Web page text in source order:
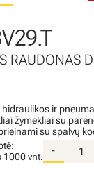
RAUDONAS
ir
žymekliai su
su spalvų
1000 vnt.
-